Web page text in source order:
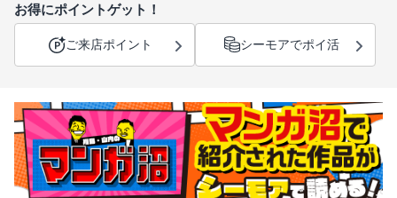
お得にポイントゲット！
ご来店ポイント シーモアでポイ活